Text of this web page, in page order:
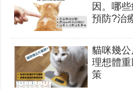
因。哪
預防?治
貓咪幾
理想體
策